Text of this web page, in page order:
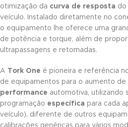
otimização da curva de resposta do
veículo. Instalado diretamente no
o equipamento lhe oferece uma
de potência e torque, além de
ultrapassagens e retomadas.
A Tork One é pioneira e referência
de equipamentos para o aumento de
performance automotiva, utilizando
programação específica para cada
veículo), diferente de outros